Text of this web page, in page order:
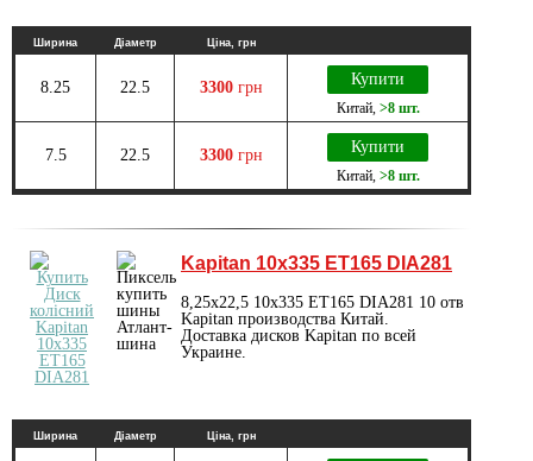
Ширина Діаметр Ціна, грн
8.25 22.5 3300 грн Купити
Китай, >8 шт.
7.5 22.5 3300 грн Купити
Китай, >8 шт.
Kapitan 10х335 ET165 DIA281
8,25х22,5 10х335 ET165 DIA281 10 отв
Kapitan производства Китай.
Доставка дисков Kapitan по всей
Украине.
Ширина Діаметр Ціна, грн